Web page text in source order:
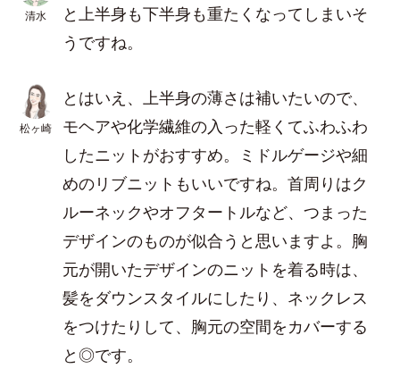
清水
と上半身も下半身も重たくなってしまいそ
うですね。
松ヶ崎
とはいえ、上半身の薄さは補いたいので、
モヘアや化学繊維の入った軽くてふわふわ
したニットがおすすめ。ミドルゲージや細
めのリブニットもいいですね。首周りはク
ルーネックやオフタートルなど、つまった
デザインのものが似合うと思いますよ。胸
元が開いたデザインのニットを着る時は、
髪をダウンスタイルにしたり、ネックレス
をつけたりして、胸元の空間をカバーする
と◎です。